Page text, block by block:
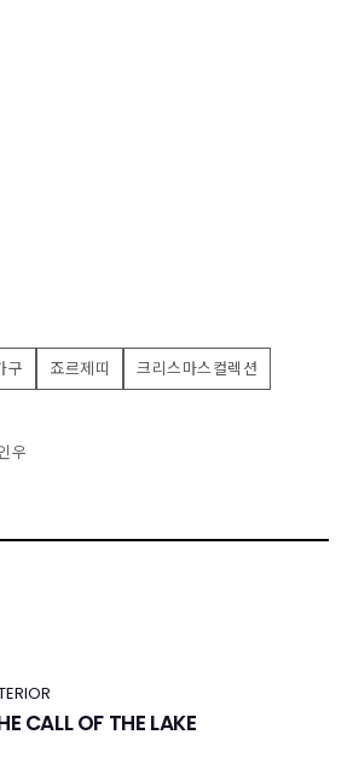
구 죠르제띠 크리스마스컬렉션
우
CALL OF THE LAKE